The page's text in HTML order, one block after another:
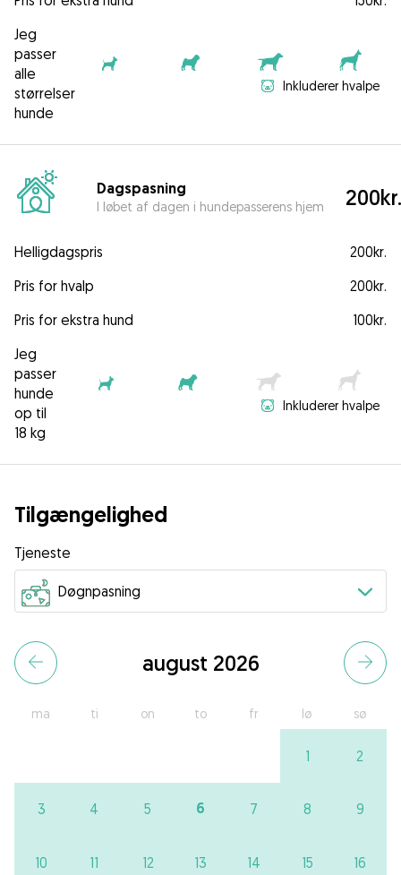
Jeg
passer
alle
størrelser
hunde
Inkluderer hvalpe
Dagspasning
I løbet af dagen i hundepasserens hjem 200kr.
Helligdagspris
200kr.
Pris for hvalp
200kr.
Pris for ekstra hund
100kr.
Jeg
passer
hunde
op til
18 kg
Inkluderer hvalpe
Tilgængelighed
Tjeneste
august 2026
ma ti on to fr lø sø
1 2
3 4 5 6 7 8 9
10 11 12 13 14 15 16